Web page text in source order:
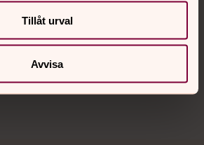
Tillåt urval
Avvisa